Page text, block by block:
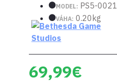
MODEL: PS5-0021
VÁHA: 0.20kg
69,99€